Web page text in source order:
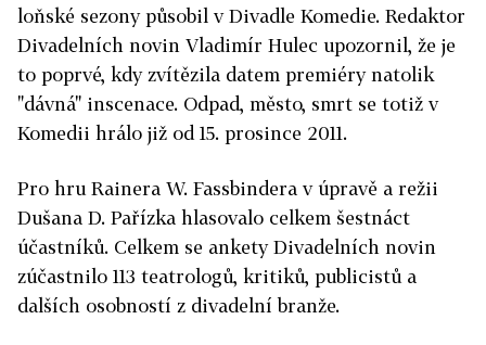
loňské sezony působil v Divadle Komedie. Redaktor
Divadelních novin Vladimír Hulec upozornil, že je
to poprvé, kdy zvítězila datem premiéry natolik
"dávná" inscenace. Odpad, město, smrt se totiž v
Komedii hrálo již od 15. prosince 2011.
Pro hru Rainera W. Fassbindera v úpravě a režii
Dušana D. Pařízka hlasovalo celkem šestnáct
účastníků. Celkem se ankety Divadelních novin
zúčastnilo 113 teatrologů, kritiků, publicistů a
dalších osobností z divadelní branže.